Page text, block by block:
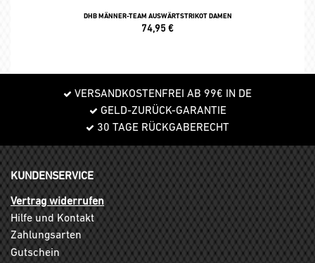
DHB MÄNNER-TEAM AUSWÄRTSTRIKOT DAMEN
74,95€
VERSANDKOSTENFREI AB 99€ IN DE
GELD-ZURÜCK-GARANTIE
30 TAGE RÜCKGABERECHT
KUNDENSERVICE
Vertrag widerrufen
Hilfe und Kontakt
Zahlungsarten
Gutschein